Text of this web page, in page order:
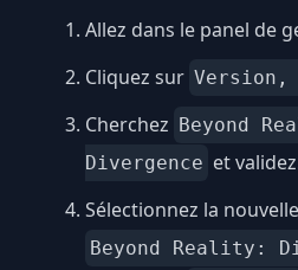
Allez dans le panel de
Cliquez sur Version,
Cherchez Beyond
Divergence et
Sélectionnez la
Beyond Reality: